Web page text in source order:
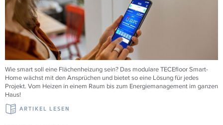
Wie smart soll eine Flächenheizung sein? Das modulareTECEfloor Smart-
Home wächst mit den Ansprüchen und bietet so eine Lösung für jedes
Projekt. Vom Heizen in einem Raum bis zum Energiemanagement im ganzen
Haus!
ARTIKEL LESEN